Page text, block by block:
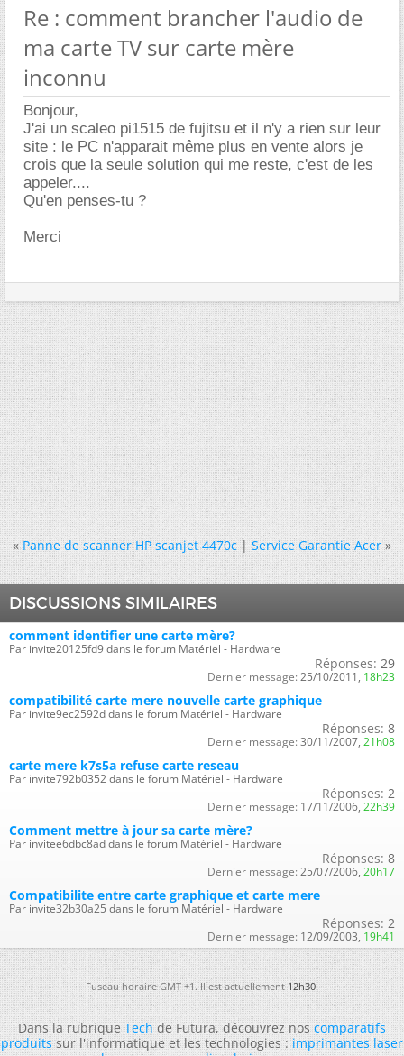
Re : comment brancher l'audio de
ma carte TV sur carte mère
inconnu
Bonjour,
J'ai un scaleo pi1515 de fujitsu et il n'y a rien sur leur
site : le PC n'apparait même plus en vente alors je
crois que la seule solution qui me reste, c'est de les
appeler....
Qu'en penses-tu ?
Merci
« Panne de scanner HP scanjet 4470c|Service Garantie Acer »
DISCUSSIONS SIMILAIRES
comment identifier une carte mère?
Par invite20125fd9 dans le forum Matériel - Hardware
Réponses: 29
Dernier message: 25/10/2011, 18h23
compatibilité carte mere nouvelle carte graphique
Par invite9ec2592d dans le forum Matériel - Hardware
Réponses: 8
Dernier message: 30/11/2007, 21h08
carte mere k7s5a refuse carte reseau
Par invite792b0352 dans le forum Matériel - Hardware
Réponses: 2
Dernier message: 17/11/2006, 22h39
Comment mettre à jour sa carte mère?
Par invitee6dbc8ad dans le forum Matériel - Hardware
Réponses: 8
Dernier message: 25/07/2006, 20h17
Compatibilite entre carte graphique et carte mere
Par invite32b30a25 dans le forum Matériel - Hardware
Réponses: 2
Dernier message: 12/09/2003, 19h41
Fuseau horaire GMT +1. Il est actuellement12h30.
Dans la rubriqueTechde Futura, découvrez noscomparatifs
produitssur l'informatique et les technologies :imprimantes laser